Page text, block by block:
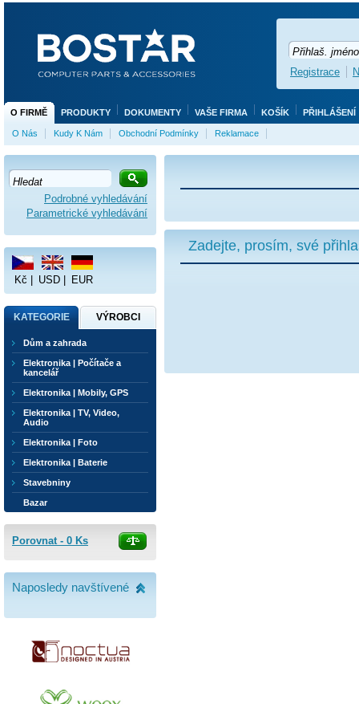
Zadejte, prosím, své
Podrobné vyhledávání
Parametrické vyhledávání
Kč USD EUR
KATEGORIE VÝROBCI
Dům a zahrada
Elektronika | Počítače a
kancelář
Elektronika | Mobily, GPS
Elektronika | TV, Video,
Audio
Elektronika | Foto
Elektronika | Baterie
Stavebniny
Bazar
Porovnat - 0 Ks
Naposledy navštívené
O FIRMĚ PRODUKTY DOKUMENTY VAŠE FIRMA KOŠÍK PŘIHLÁŠENÍ
O Nás Kudy K Nám Obchodní Podmínky Reklamace
Registrace